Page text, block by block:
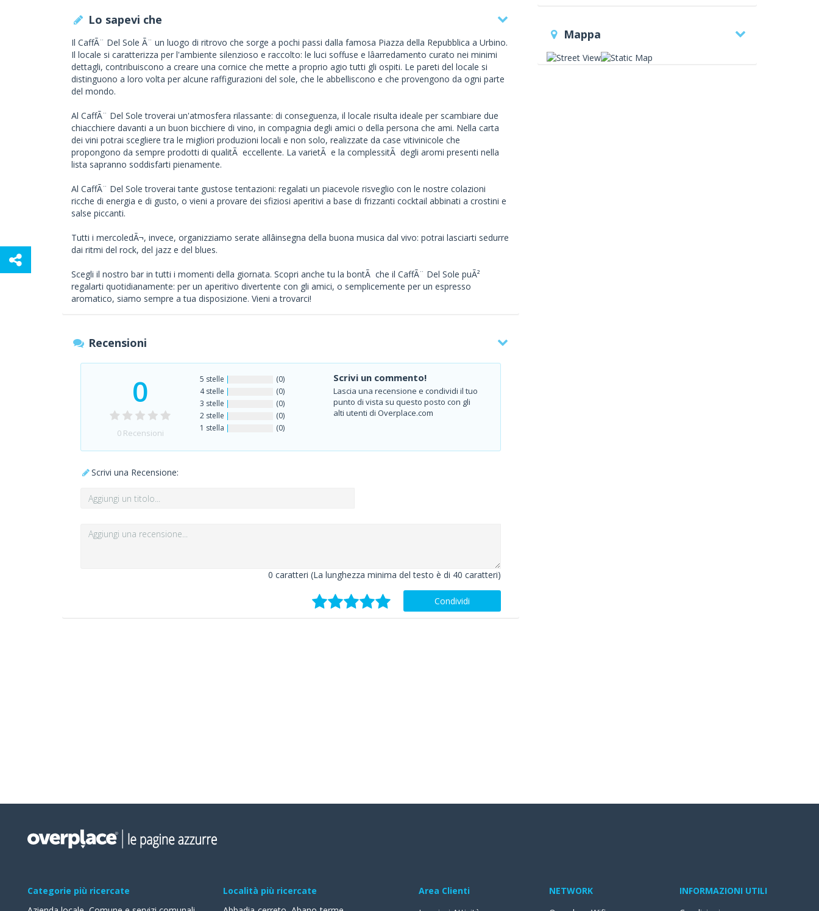
Lo sapevi che
Il CaffÃ¨ Del Sole Ã¨ un luogo di ritrovo che sorge a pochi passi dalla famosa Piazza della Repubblica a Urbino.
Il locale si caratterizza per l'ambiente silenzioso e raccolto: le luci soffuse e lâarredamento curato nei minimi
dettagli, contribuiscono a creare una cornice che mette a proprio agio tutti gli ospiti. Le pareti del locale si
distinguono a loro volta per alcune raffigurazioni del sole, che le abbelliscono e che provengono da ogni parte
del mondo.
Al CaffÃ¨ Del Sole troverai un'atmosfera rilassante: di conseguenza, il locale risulta ideale per scambiare due
chiacchiere davanti a un buon bicchiere di vino, in compagnia degli amici o della persona che ami. Nella carta
dei vini potrai scegliere tra le migliori produzioni locali e non solo, realizzate da case vitivinicole che
propongono da sempre prodotti di qualitÃ eccellente. La varietÃ e la complessitÃ degli aromi presenti nella
lista sapranno soddisfarti pienamente.
Al CaffÃ¨ Del Sole troverai tante gustose tentazioni: regalati un piacevole risveglio con le nostre colazioni
ricche di energia e di gusto, o vieni a provare dei sfiziosi aperitivi a base di frizzanti cocktail abbinati a crostini e
salse piccanti.
Tutti i mercoledÃ¬, invece, organizziamo serate allâinsegna della buona musica dal vivo: potrai lasciarti sedurre
dai ritmi del rock, del jazz e del blues.
Scegli il nostro bar in tutti i momenti della giornata. Scopri anche tu la bontÃ che il CaffÃ¨ Del Sole puÃ²
regalarti quotidianamente: per un aperitivo divertente con gli amici, o semplicemente per un espresso
aromatico, siamo sempre a tua disposizione. Vieni a trovarci!
Recensioni
0
0Recensioni
5 stelle
(0)
4 stelle
(0)
3 stelle
(0)
2 stelle
(0)
1 stella
(0)
Scrivi un commento!
Lascia una recensione e condividi il tuo
punto di vista su questo posto con gli
alti utenti di Overplace.com
Scrivi una Recensione:
0 caratteri (La lunghezza minima del testo è di 40 caratteri)
Condividi
Mappa
Categorie più ricercate
Località più ricercate
Area Clienti
NETWORK
INFORMAZIONI UTILI